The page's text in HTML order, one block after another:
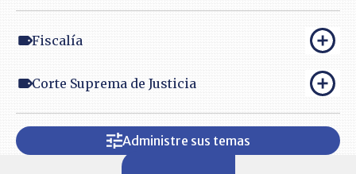
Fiscalía
Corte Suprema de Justicia
Administre sus temas